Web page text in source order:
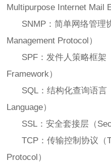
Multipurpose Internet Mail
SNMP：简单网络管理
Management Protocol）
SPF：发件人策略框架
Framework）
SQL：结构化查询语言
Language）
SSL：安全套接层（
TCP：传输控制协议（
Protocol）